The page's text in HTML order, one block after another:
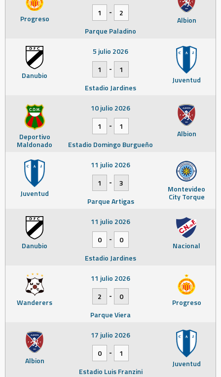
Progreso Albion
1
-
2
Parque Paladino
Danubio Juventud
5 julio 2026
1
-
1
Estadio Jardines
Deportivo
Maldonado
Albion
10 julio 2026
1
-
1
Estadio Domingo Burgueño
Juventud Montevideo
City Torque
11 julio 2026
1
-
3
Parque Artigas
Danubio Nacional
11 julio 2026
0
-
0
Estadio Jardines
Wanderers Progreso
11 julio 2026
2
-
0
Parque Viera
Albion Juventud
17 julio 2026
0
-
1
Estadio Luis Franzini